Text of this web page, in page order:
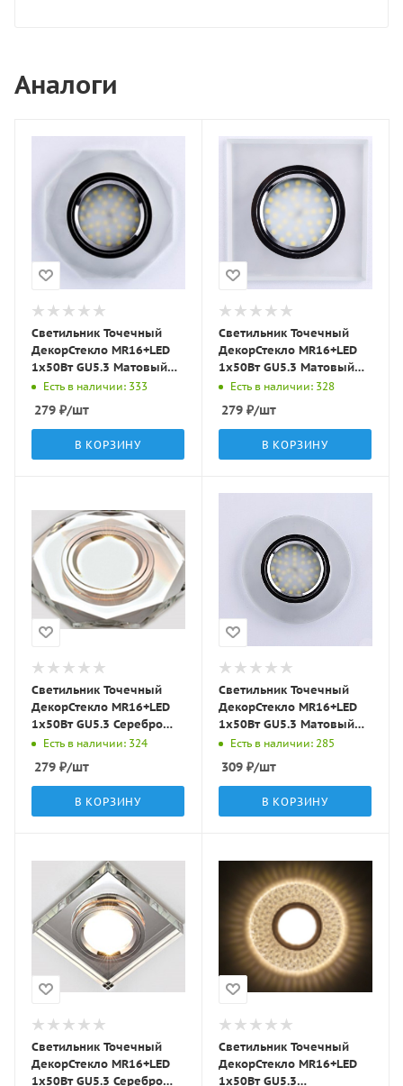
Аналоги
Светильник Точечный
ДекорСтекло MR16+LED
1х50Вт GU5.3 Матовый
D90х10мм IP20 D0801
Есть в наличии: 333
279 ₽/шт
В КОРЗИНУ
Светильник Точечный
ДекорСтекло MR16+LED
1х50Вт GU5.3 Матовый
90х90х10мм IP20 D0001
Есть в наличии: 328
279 ₽/шт
В КОРЗИНУ
Светильник Точечный
ДекорСтекло MR16+LED
1х50Вт GU5.3 Серебро
D95х25мм IP20 D0801L
Есть в наличии: 324
279 ₽/шт
В КОРЗИНУ
Светильник Точечный
ДекорСтекло MR16+LED
1х50Вт GU5.3 Матовый
D90х10мм IP20 D0301
Есть в наличии: 285
309 ₽/шт
В КОРЗИНУ
Светильник Точечный
ДекорСтекло MR16+LED
1х50Вт GU5.3 Серебро
Светильник Точечный
ДекорСтекло MR16+LED
1х50Вт GU5.3